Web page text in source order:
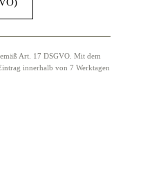
Art. 17 DSGVO. Mit dem
innerhalb von 7 Werktagen